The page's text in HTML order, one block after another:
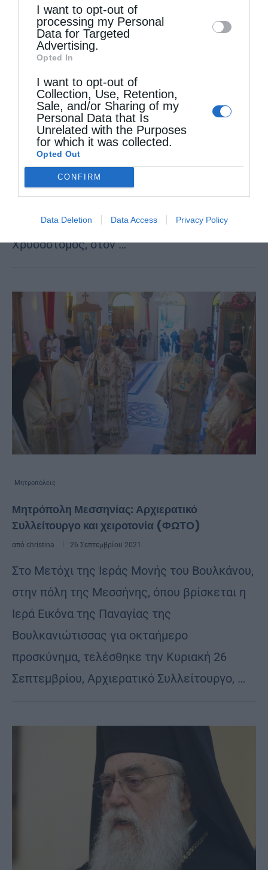
disclose it to other third parties.
I want to opt-out of
processing my Personal
Data for Targeted
Advertising.
Opted In
I want to opt-out of
Collection, Use, Retention,
Sale, and/or Sharing of my
Personal Data that Is
Unrelated with the Purposes
for which it was collected.
Opted Out
CONFIRM
Data Deletion Data Access Privacy Policy
Μητροπόλεις
Η Αρχαιοπρεπής Θεία Λειτουργία του Αγίου
Ιακώβου του Αδελφοθέου στην Ι. Μητρόπολη
Μεσσηνίας (ΦΩΤΟ)
christina 25 Οκτωβρίου 2021
Την Αρχαιοπρεπή Θεία Λειτουργία του Αγίου
Αποστόλου Ιακώβου του Αδελφοθέου, του
και πρώτου Επισκόπου Ιεροσολύμων, τέλεσε,
κατά το έθος, την Κυριακή 24 Οκτωβρίου, ο
Σεβ. Μητροπολίτης Μεσσηνίας κ.
Χρυσόστομος, στον …
Μητροπόλεις
Μητρόπολη Μεσσηνίας: Αρχιερατικό
Συλλείτουργο και χειροτονία (ΦΩΤΟ)
από christina 26 Σεπτεμβρίου 2021
Στο Μετόχι της Ιεράς Μονής του Βουλκάνου,
στην πόλη της Μεσσήνης, όπου βρίσκεται η
Ιερά Εικόνα της Παναγίας της
Βουλκανιώτισσας για οκταήμερο
προσκύνημα, τελέσθηκε την Κυριακή 26
Σεπτεμβρίου, Αρχιερατικό Συλλείτουργο, …